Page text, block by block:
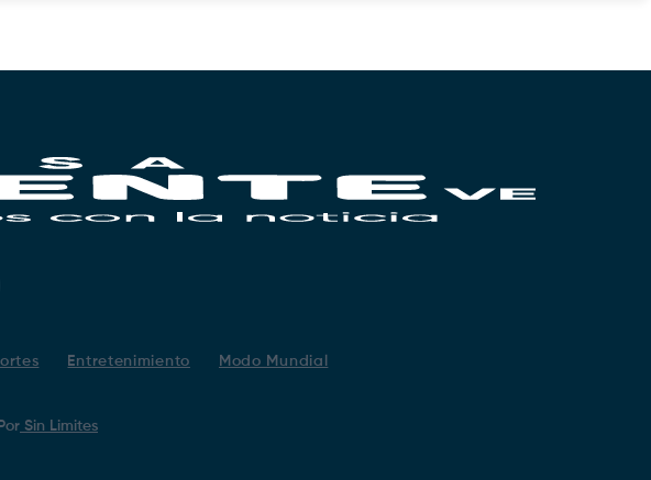
Entretenimiento Modo Mundial
Sin Limites